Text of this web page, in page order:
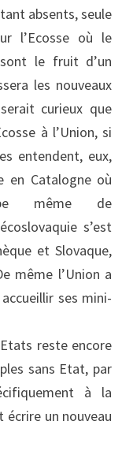
absents, seule
l’Ecosse où le
le fruit d’un
les nouveaux
curieux que
à l’Union, si
entendent, eux,
en Catalogne où
même de
s’est
et Slovaque,
même l’Union a
ses mini-
reste encore
sans Etat, par
à la
un nouveau